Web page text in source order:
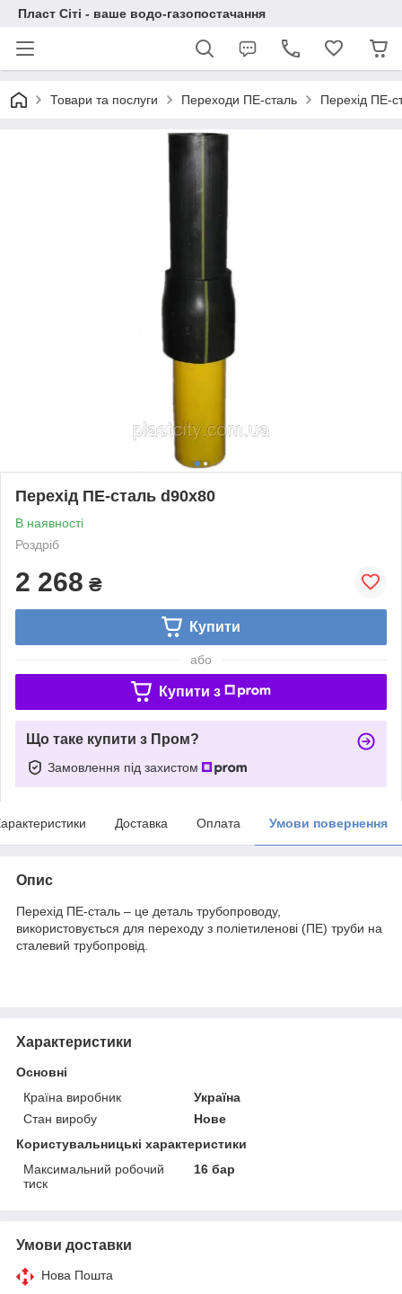
Пласт Сіті - ваше водо-газопостачання
Товари та послуги Переходи ПЕ-сталь Перехід ПЕ-
Перехід ПЕ-сталь d90x80
В наявності
Роздріб
2 268 ₴
Купити
або
Купити з
Що таке купити з Пром?
Замовлення під захистом
Доставка Оплата Умови повернення
Опис
Перехід ПЕ-сталь – це деталь трубопроводу,
використовується для переходу з поліетиленові (ПЕ) труби на
сталевий трубопровід.
Характеристики
Основні
Країна виробник
Україна
Стан виробу
Нове
Користувальницькі характеристики
Максимальний робочий
тиск
16 бар
Умови доставки
Нова Пошта